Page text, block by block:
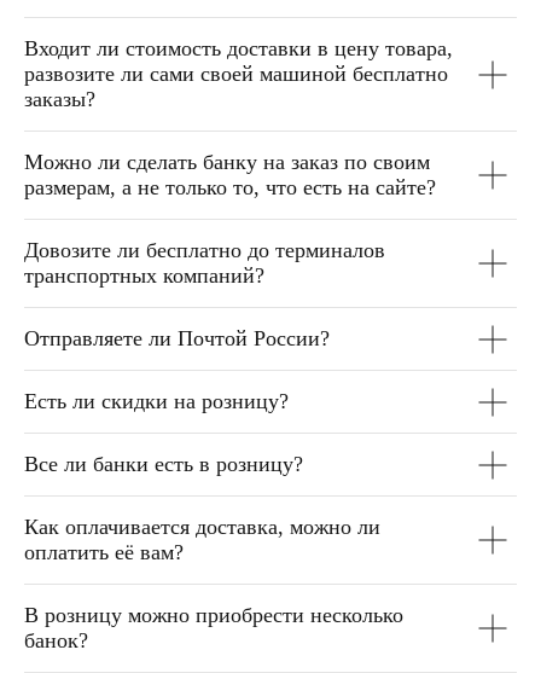
Входит ли стоимость доставки в цену товара,
развозите ли сами своей машиной бесплатно
заказы?
Можно ли сделать банку на заказ по своим
размерам, а не только то, что есть на сайте?
Довозите ли бесплатно до терминалов
транспортных компаний?
Отправляете ли Почтой России?
Есть ли скидки на розницу?
Все ли банки есть в розницу?
Как оплачивается доставка, можно ли
оплатить её вам?
В розницу можно приобрести несколько
банок?